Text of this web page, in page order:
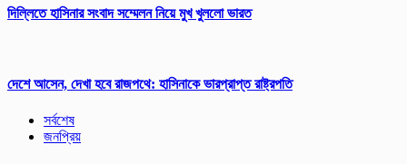
দিল্লিতে হাসিনার সংবাদ সম্মেলন নিয়ে মুখ খুললো ভারত
দেশে আসেন, দেখা হবে রাজপথে: হাসিনাকে ভারপ্রাপ্ত রাষ্ট্রপতি
সর্বশেষ
জনপ্রিয়